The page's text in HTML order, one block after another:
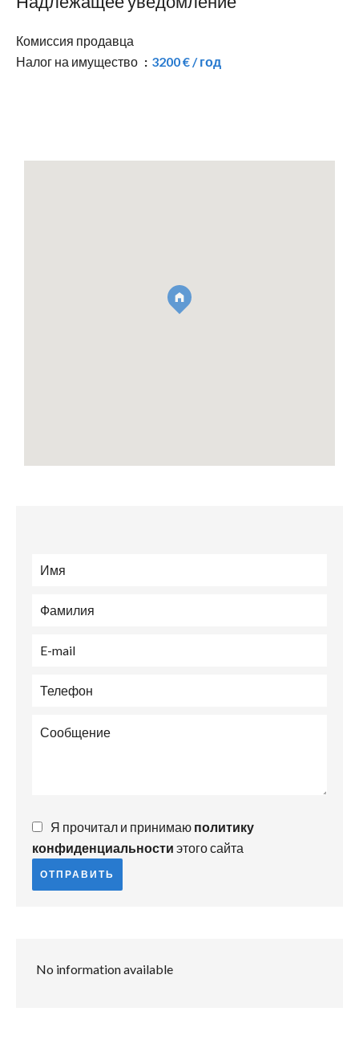
Комиссия продавца
Налог на имущество
3200 € / год
Я прочитал и принимаю политику
конфиденциальности этого сайта
ОТПРАВИТЬ
No information available